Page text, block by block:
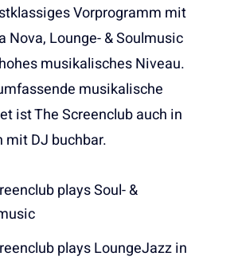
Vorprogramm mit
Nova, Lounge- & Soulmusic
musikalisches Niveau.
musikalische
ist The Screenclub auch in
DJ buchbar.
plays Soul- &
plays LoungeJazz in